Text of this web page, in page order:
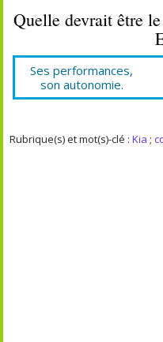
Quelle devrait être
Ses performances,
son autonomie.
Rubrique(s) et mot(s)-clé :Kia ;